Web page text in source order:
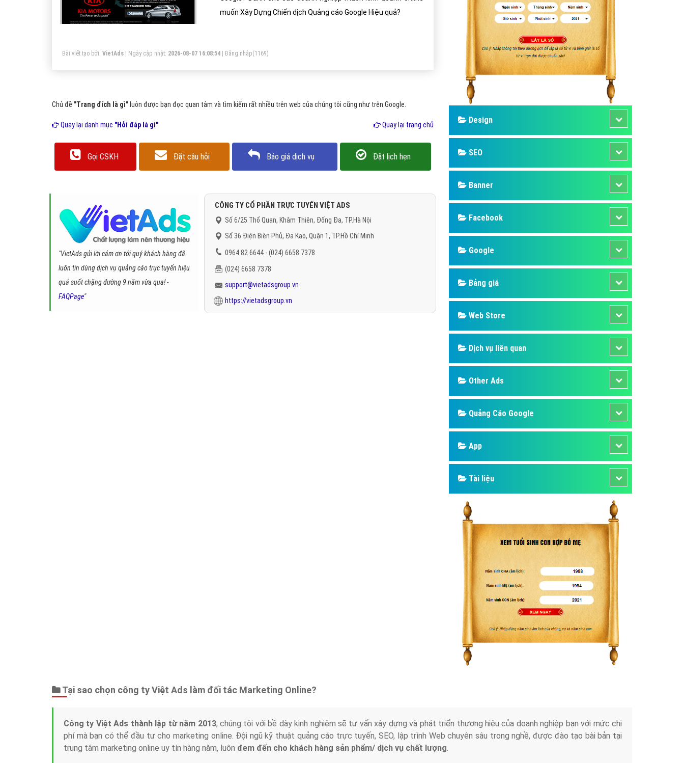
Hỏi đáp phần mềm
Hỏi đáp quảng cáo TVC
Hỏi đáp quảng cáo mobile
Hỏi đáp quảng cáo Online
Hỏi đáp quảng cáo Skype
Quảng cáo Youtube
Dịch vụ quảng cáo Youtube
Dịch vụ quảng cáo Cốc Cốc
Dịch vụ quảng cáo Tiktok
Dịch vụ quảng cáo Zalo
Định nghĩa
Nghĩa là gì
Phần mềm ứng dụng hay
muốn Xây Dựng Chiến dịch Quảng cáo Google Hiệu quả?
Bài viết tạo bởi: VietAds | Ngày cập nhật: 2026-08-07 16:08:54 Đăng nhập(1169)
Chủ đề "Trang đích là gì" luôn được bạn đọc quan tâm và tìm kiếm rất nhiều trên web của chúng tôi cũng như trên Google.
Quay lại danh mục "Hỏi đáp là gì" Quay lại trang chủ
Gọi CSKH Đặt câu hỏi Báo giá dịch vụ Đặt lịch hẹn
"VietAds gửi lời cảm ơn tới quý khách hàng đã
luôn tin dùng dịch vụ quảng cáo trực tuyến hiệu
quả suốt chặng đường 9 năm vừa qua! -
FAQPage"
CÔNG TY CỔ PHẦN TRỰC TUYẾN VIỆT ADS
Số 6/25 Thổ Quan, Khâm Thiên, Đống Đa, TP.Hà Nội
Số 36 Điện Biên Phủ, Đa Kao, Quận 1, TP.Hồ Chí Minh
0964 82 6644 - (024) 6658 7378
(024) 6658 7378
support@vietadsgroup.vn
https://vietadsgroup.vn
Design
SEO
Banner
Facebook
Google
Bảng giá
Web Store
Dịch vụ liên quan
Other Ads
Quảng Cáo Google
App
Tài liệu
Tại sao chọn công ty Việt Ads làm đối tác Marketing Online?
Công ty Việt Ads thành lập từ năm 2013, chúng tôi với bề dày kinh nghiệm sẽ tư vấn xây dựng và phát triển thương hiệu của doanh nghiệp bạn với mức chi
phí mà bạn có thể đầu tư cho marketing online. Đội ngũ kỹ thuật quảng cáo trực tuyến, SEO, lập trình Web chuyên sâu trong nghề, được đào tạo bài bản tại
trung tâm marketing online uy tín hàng năm, luôn đem đến cho khách hàng sản phẩm/ dịch vụ chất lượng